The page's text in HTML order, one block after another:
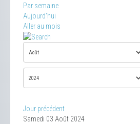
Par semaine
Aujourd'hui
Aller au mois
Jour précédent
Samedi 03 Août 2024